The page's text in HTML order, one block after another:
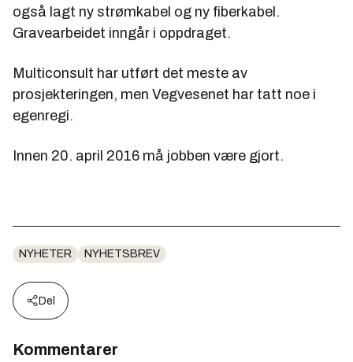
også lagt ny strømkabel og ny fiberkabel.
Gravearbeidet inngår i oppdraget.
Multiconsult har utført det meste av
prosjekteringen, men Vegvesenet har tatt noe i
egenregi.
Innen 20. april 2016 må jobben være gjort.
NYHETER NYHETSBREV
Del
Kommentarer